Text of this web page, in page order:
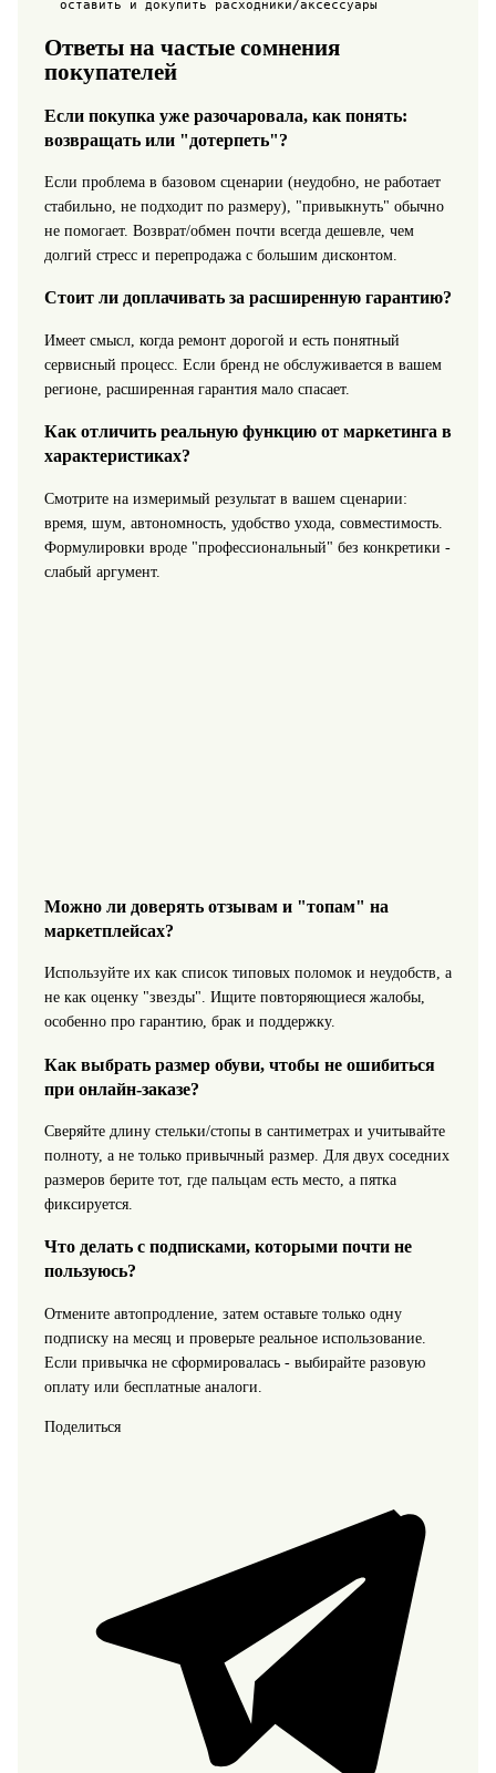
Ответы на частые сомнения
покупателей
Если покупка уже разочаровала, как понять:
возвращать или "дотерпеть"?
Если проблема в базовом сценарии (неудобно, не работает
стабильно, не подходит по размеру), "привыкнуть" обычно
не помогает. Возврат/обмен почти всегда дешевле, чем
долгий стресс и перепродажа с большим дисконтом.
Стоит ли доплачивать за расширенную гарантию?
Имеет смысл, когда ремонт дорогой и есть понятный
сервисный процесс. Если бренд не обслуживается в вашем
регионе, расширенная гарантия мало спасает.
Как отличить реальную функцию от маркетинга в
характеристиках?
Смотрите на измеримый результат в вашем сценарии:
время, шум, автономность, удобство ухода, совместимость.
Формулировки вроде "профессиональный" без конкретики -
слабый аргумент.
Можно ли доверять отзывам и "топам" на
маркетплейсах?
Используйте их как список типовых поломок и неудобств, а
не как оценку "звезды". Ищите повторяющиеся жалобы,
особенно про гарантию, брак и поддержку.
Как выбрать размер обуви, чтобы не ошибиться
при онлайн-заказе?
Сверяйте длину стельки/стопы в сантиметрах и учитывайте
полноту, а не только привычный размер. Для двух соседних
размеров берите тот, где пальцам есть место, а пятка
фиксируется.
Что делать с подписками, которыми почти не
пользуюсь?
Отмените автопродление, затем оставьте только одну
подписку на месяц и проверьте реальное использование.
Если привычка не сформировалась - выбирайте разовую
оплату или бесплатные аналоги.
Поделиться